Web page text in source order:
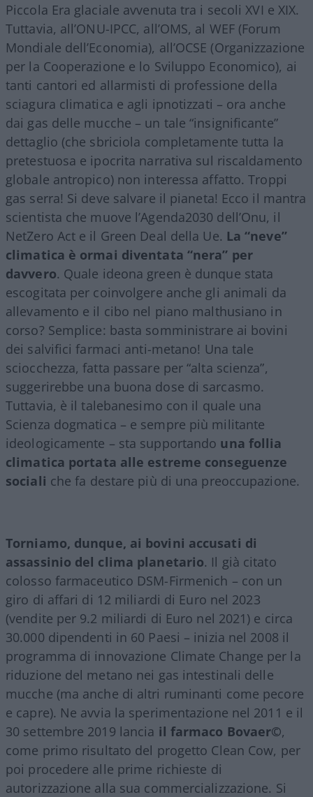
Piccola Era glaciale avvenuta tra i secoli XVI e XIX.
Tuttavia, all’ONU-IPCC, all’OMS, al WEF (Forum
Mondiale dell’Economia), all’OCSE (Organizzazione
per la Cooperazione e lo Sviluppo Economico), ai
tanti cantori ed allarmisti di professione della
sciagura climatica e agli ipnotizzati – ora anche
dai gas delle mucche – un tale “insignificante”
dettaglio (che sbriciola completamente tutta la
pretestuosa e ipocrita narrativa sul riscaldamento
globale antropico) non interessa affatto. Troppi
gas serra! Si deve salvare il pianeta! Ecco il mantra
scientista che muove l’Agenda2030 dell’Onu, il
NetZero Act e il Green Deal della Ue. La “neve”
climatica è ormai diventata “nera” per
davvero. Quale ideona green è dunque stata
escogitata per coinvolgere anche gli animali da
allevamento e il cibo nel piano malthusiano in
corso? Semplice: basta somministrare ai bovini
dei salvifici farmaci anti-metano! Una tale
sciocchezza, fatta passare per “alta scienza”,
suggerirebbe una buona dose di sarcasmo.
Tuttavia, è il talebanesimo con il quale una
Scienza dogmatica – e sempre più militante
ideologicamente – sta supportando una follia
climatica portata alle estreme conseguenze
sociali che fa destare più di una preoccupazione.
Torniamo, dunque, ai bovini accusati di
assassinio del clima planetario. Il già citato
colosso farmaceutico DSM-Firmenich – con un
giro di affari di 12 miliardi di Euro nel 2023
(vendite per 9.2 miliardi di Euro nel 2021) e circa
30.000 dipendenti in 60 Paesi – inizia nel 2008 il
programma di innovazione Climate Change per la
riduzione del metano nei gas intestinali delle
mucche (ma anche di altri ruminanti come pecore
e capre). Ne avvia la sperimentazione nel 2011 e il
30 settembre 2019 lancia il farmaco Bovaer©️,
come primo risultato del progetto Clean Cow, per
poi procedere alle prime richieste di
autorizzazione alla sua commercializzazione. Si